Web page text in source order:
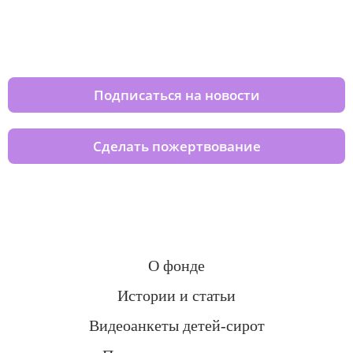
Подписаться на новости
Сделать пожертвование
О фонде
Истории и статьи
Видеоанкеты детей-сирот